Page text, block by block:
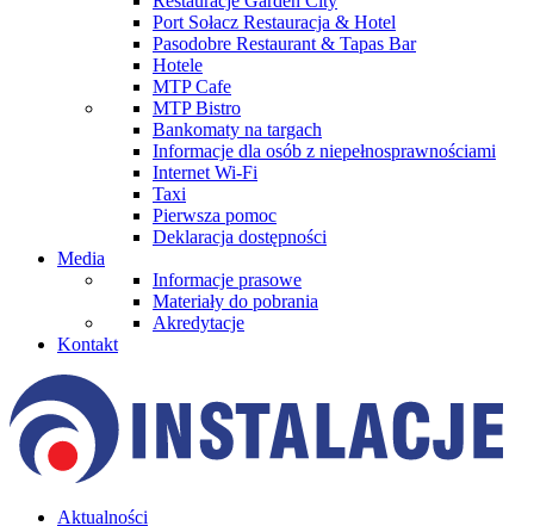
Port Sołacz Restauracja & Hotel
Pasodobre Restaurant & Tapas Bar
Hotele
MTP Cafe
MTP Bistro
Bankomaty na targach
Informacje dla osób z niepełnosprawnościami
Internet Wi-Fi
Taxi
Pierwsza pomoc
Deklaracja dostępności
Media
Informacje prasowe
Materiały do pobrania
Akredytacje
Kontakt
Aktualności